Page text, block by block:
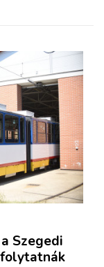
Szegedi
folytatnák